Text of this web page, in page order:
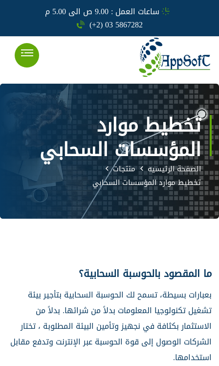
ساعات العمل : 9.00 ص الى 5.00 م
(+2) 03 5867282
تخطيط موارد
المؤسسات السحابي
الصفحة الرئيسيه
منتجات
تخطيط موارد المؤسسات السحابي
ما المقصود بالحوسبة السحابية؟
بعبارات بسيطة، تسمح لك الحوسبة السحابية بتأجير بيئة
تشغيل تكنولوجيا المعلومات بدلاً من شرائها. بدلاً من
الاستثمار بكثافة في نجهيز وتأمين البيئة المطلوبة ، تختار
الشركات الوصول إلى قوة الحوسبة عبر الإنترنت وتدفع مقابل
استخدامها.